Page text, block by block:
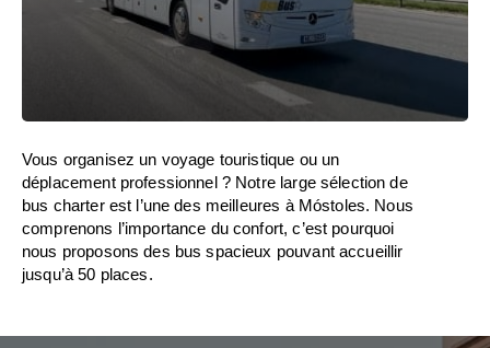
Vous organisez un voyage touristique ou un
déplacement professionnel ? Notre large sélection de
bus charter est l’une des meilleures à Móstoles. Nous
comprenons l’importance du confort, c’est pourquoi
nous proposons des bus spacieux pouvant accueillir
jusqu’à 50 places.